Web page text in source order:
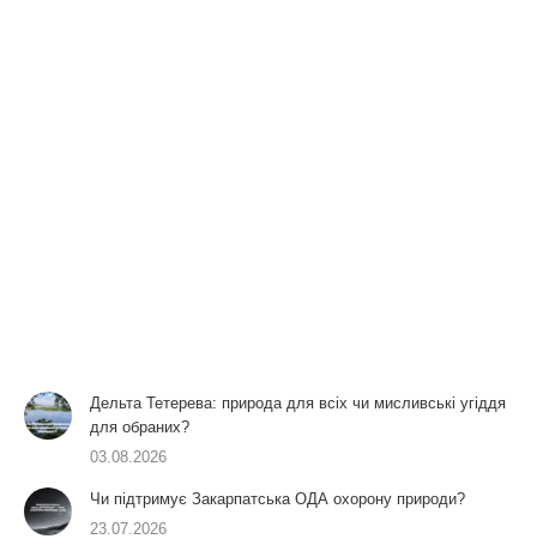
Дельта Тетерева: природа для всіх чи мисливські угіддя
для обраних?
03.08.2026
Чи підтримує Закарпатська ОДА охорону природи?
23.07.2026